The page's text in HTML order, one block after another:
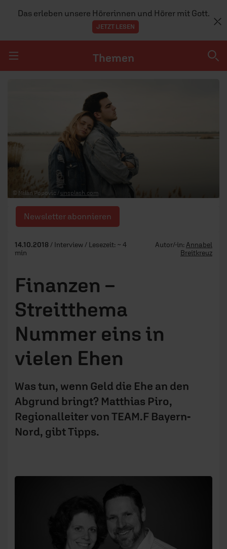
Das erleben unsere Hörerinnen und Hörer mit Gott.
JETZT LESEN
Themen
GLAUBE
GESELLSCHAFT
TEAM
© Milan Popovic / unsplash.com
Newsletter abonnieren
14.10.2018 / Interview / Lesezeit: ~ 4
min
Autor/-in: Annabel
Breitkreuz
Finanzen –
Streitthema
Nummer eins in
vielen Ehen
Was tun, wenn Geld die Ehe an den
Abgrund bringt? Matthias Piro,
Regionalleiter von TEAM.F Bayern-
Nord, gibt Tipps.